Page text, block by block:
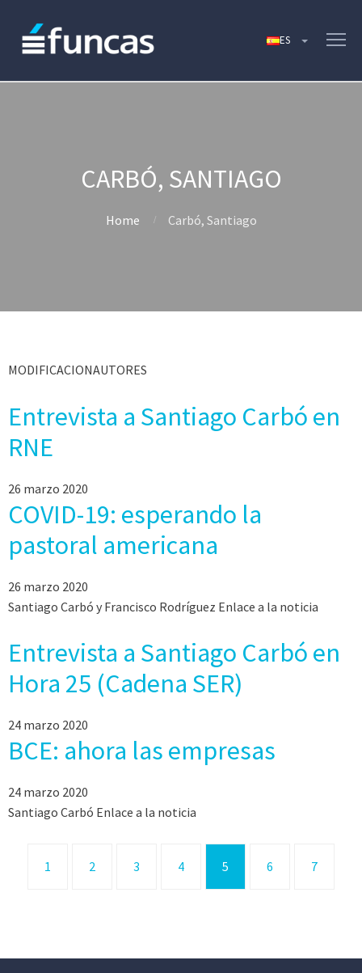
CARBÓ, SANTIAGO
Home Carbó, Santiago
MODIFICACIONAUTORES
Entrevista a Santiago Carbó en
RNE
26 marzo 2020
COVID-19: esperando la
pastoral americana
26 marzo 2020
Santiago Carbó y Francisco Rodríguez Enlace a la noticia
Entrevista a Santiago Carbó en
Hora 25 (Cadena SER)
24 marzo 2020
BCE: ahora las empresas
24 marzo 2020
Santiago Carbó Enlace a la noticia
1 2 3 4 5 6 7